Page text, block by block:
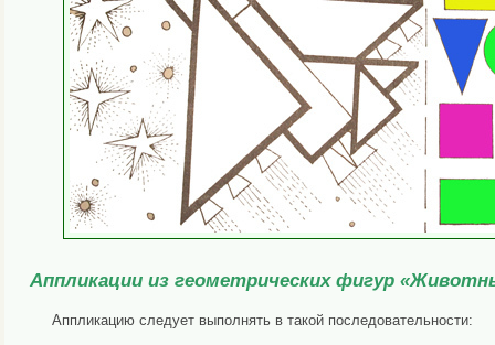
Аппликации из геометрических фигур
Аппликацию следует выполнять в такой последовательности: